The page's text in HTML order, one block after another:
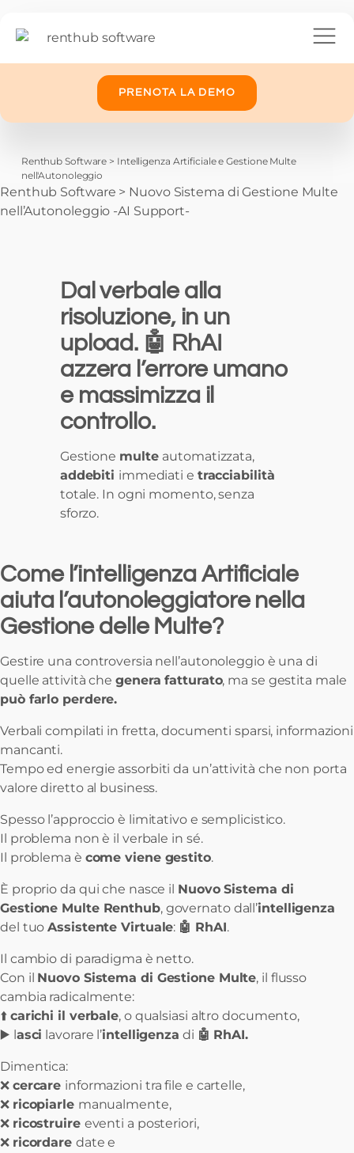
PRENOTA LA DEMO
Renthub Software > Intelligenza Artificiale e Gestione Multe
nell'Autonoleggio
Renthub Software > Nuovo Sistema di Gestione Multe
nell’Autonoleggio -AI Support-
Dal verbale alla
risoluzione, in un
upload. 🤖 RhAI
azzera l’errore umano
e massimizza il
controllo.
Gestione multe automatizzata,
addebiti immediati e tracciabilità
totale. In ogni momento, senza
sforzo.
Come l’intelligenza Artificiale
aiuta l’autonoleggiatore nella
Gestione delle Multe?
Gestire una controversia nell’autonoleggio è una di
quelle attività che genera fatturato, ma se gestita male
può farlo perdere.
Verbali compilati in fretta, documenti sparsi, informazioni
mancanti.
Tempo ed energie assorbiti da un’attività che non porta
valore diretto al business.
Spesso l’approccio è limitativo e semplicistico.
Il problema non è il verbale in sé.
Il problema è come viene gestito.
È proprio da qui che nasce il Nuovo Sistema di
Gestione Multe Renthub, governato dall’intelligenza
del tuoAssistente Virtuale: 🤖 RhAI.
Il cambio di paradigma è netto.
Con il Nuovo Sistema di Gestione Multe, il flusso
cambia radicalmente:
⬆️ carichi il verbale, o qualsiasi altro documento,
▶️ lasci lavorare l’intelligenza di 🤖 RhAI.
Dimentica:
❌ cercare informazioni tra file e cartelle,
❌ ricopiarle manualmente,
❌ ricostruire eventi a posteriori,
❌ ricordare date e